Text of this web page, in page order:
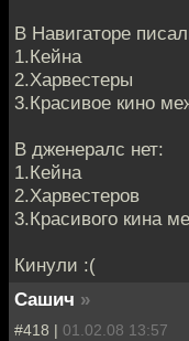
В Навигаторе
1.Кейна
2.Харвестеры
3.Красивое кино
В дженералс нет:
1.Кейна
2.Харвестеров
3.Красивого кина
Кинули :(
Сашич »
#418 | 01.02.08 13:57